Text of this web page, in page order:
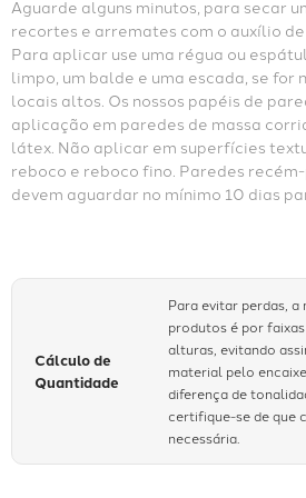
Aguarde alguns minutos, para secar
recortes e arremates com o auxílio
Para aplicar use uma régua ou
limpo, um balde e uma escada, se for
locais altos. Os nossos papéis de
aplicação em paredes de massa
látex. Não aplicar em superfícies
reboco e reboco fino. Paredes
devem aguardar no mínimo 10 dias
Cálculo de
Quantidade
Para evitar perdas,
produtos é por
alturas, evitando
material pelo
diferença de
certifique-se de que
necessária.